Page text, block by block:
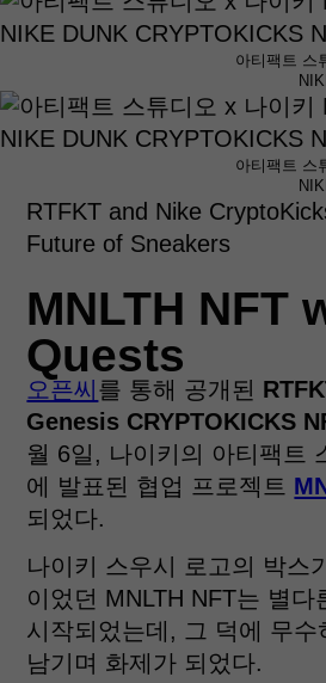
아티팩트 스
아티팩트 스
RTFKT and Nike
Future of Sneakers
MNLTH NFT
Quests
오픈씨 를 통해 공개된
Genesis CRYPTOKICKS
월 6일, 나이키의 아티팩트
에 발표된 협업 프로젝트
되었다.
나이키 스우시 로고의 박스
이었던 MNLTH NFT는 별다
시작되었는데, 그 덕에 무수
남기며 화제가 되었다.